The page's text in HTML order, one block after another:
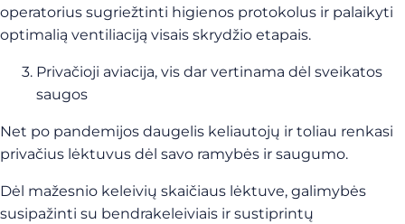
operatorius sugriežtinti higienos protokolus ir palaikyti
optimalią ventiliaciją visais skrydžio etapais.
Privačioji aviacija, vis dar vertinama dėl sveikatos
saugos
Net po pandemijos daugelis keliautojų ir toliau renkasi
privačius lėktuvus dėl savo ramybės ir saugumo.
Dėl mažesnio keleivių skaičiaus lėktuve, galimybės
susipažinti su bendrakeleiviais ir sustiprintų